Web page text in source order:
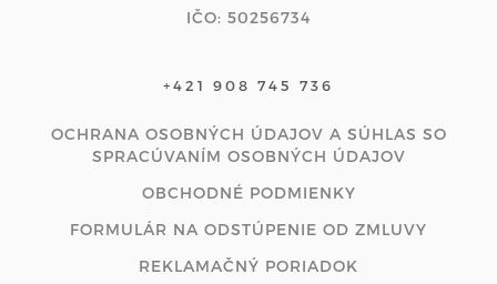
IČO: 50256734
+421 908 745 736
OCHRANA OSOBNÝCH ÚDAJOV A SÚHLAS SO
SPRACÚVANÍM OSOBNÝCH ÚDAJOV
OBCHODNÉ PODMIENKY
FORMULÁR NA ODSTÚPENIE OD ZMLUVY
REKLAMAČNÝ PORIADOK